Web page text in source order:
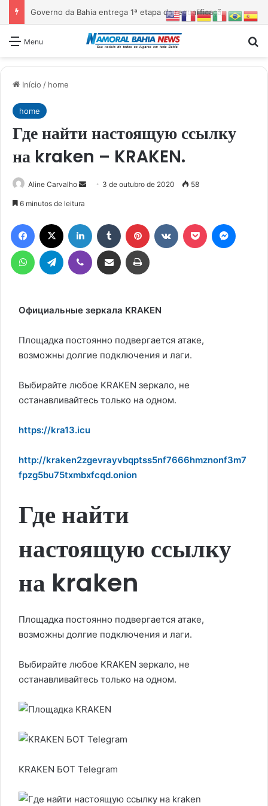
Governo da Bahia entrega 1ª etapa da requalificação do Parque Metropolitano de Pituaçu
Menu
Início / home
home
Где найти настоящую ссылку
на kraken – KRAKEN.
Aline Carvalho
Mande
mail
3 de outubro de 2020 58
6 minutos de leitura
Facebook Linkedin Tumblr Pinterest Pocket
WhatsAppTelegram Viber Compartilhar via e-mail Imprimir
Официальные зеркала KRAKEN
Площадка постоянно подвергается атаке,
возможны долгие подключения и лаги.
Выбирайте любое KRAKEN зеркало, не
останавливайтесь только на одном.
https://kra13.icu
http://kraken2zgevrayvbqptss5nf7666hmznonf3m7
fpzg5bu75txmbxfcqd.onion
Где найти
настоящую ссылку
на kraken
Площадка постоянно подвергается атаке,
возможны долгие подключения и лаги.
Выбирайте любое KRAKEN зеркало, не
останавливайтесь только на одном.
KRAKEN БОТ Telegram